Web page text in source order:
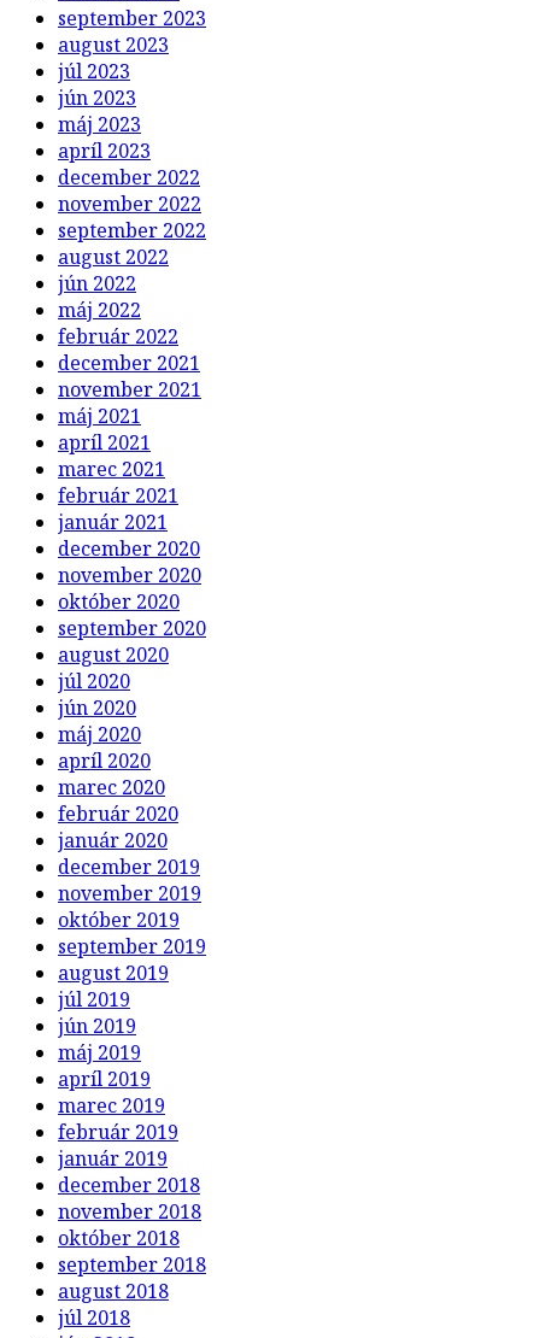
september 2023
august 2023
júl 2023
jún 2023
máj 2023
apríl 2023
december 2022
november 2022
september 2022
august 2022
jún 2022
máj 2022
február 2022
december 2021
november 2021
máj 2021
apríl 2021
marec 2021
február 2021
január 2021
december 2020
november 2020
október 2020
september 2020
august 2020
júl 2020
jún 2020
máj 2020
apríl 2020
marec 2020
február 2020
január 2020
december 2019
november 2019
október 2019
september 2019
august 2019
júl 2019
jún 2019
máj 2019
apríl 2019
marec 2019
február 2019
január 2019
december 2018
november 2018
október 2018
september 2018
august 2018
júl 2018